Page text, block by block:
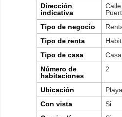
Dirección
indicativa
Tipo de negocio
Tipo de renta
Tipo de casa
Casa
Número de
habitaciones
2
Ubicación
Playa
Con vista
Si